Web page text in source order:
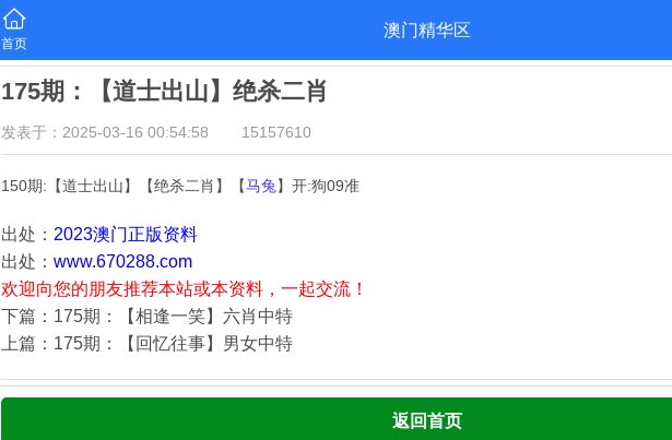
首页
澳门精华区
175期：【道士出山】绝杀二肖
发表于：2025-03-16 00:54:58 15157610
150期:【道士出山】【绝杀二肖】【马兔 】开:狗09准
出处： 2023澳门正版资料
出处： www.670288.com
欢迎向您的朋友推荐本站或本资料，一起交流！
下篇：175期：【相逢一笑】六肖中特
上篇：175期：【回忆往事】男女中特
返回首页